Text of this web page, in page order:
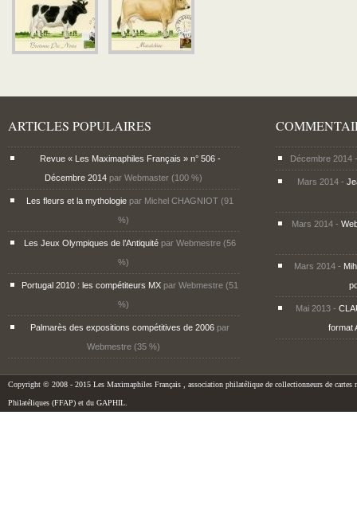
ARTICLES POPULAIRES
Revue « Les Maximaphiles Français » n° 506 -
Décembre 2014 par Webmaster (100 %)
Les fleurs et la mythologie par Michel CHAGNIOT (91
%)
Les Jeux Olympiques de l’Antiquité par Webmestre (56
%)
Portugal 2010 : les compétiteurs MX par Webmestre (51
%)
Palmarès des expositions compétitives de 2006 par
Webmestre (35 %)
Décembre
Mars 2014 -
Mars 2014 -
Mars 2014 -
Mai 2013 -
format
Copyright © 2008 - 2015 Les Maximaphiles Français , association philatélique de collectionneurs de
Philatéliques (FFAP) et du GAPHIL.